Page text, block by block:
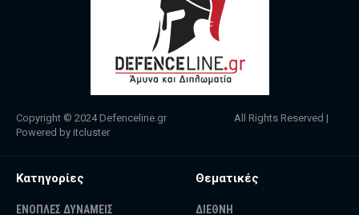
Copyright © 2024 Defenceline.gr All Rights Reserved |
Powered by itcluster
Κατηγορίες
ΕΝΟΠΛΕΣ ΔΥΝΑΜΕΙΣ
Θεματικές
ΔΙΕΘΝΗ